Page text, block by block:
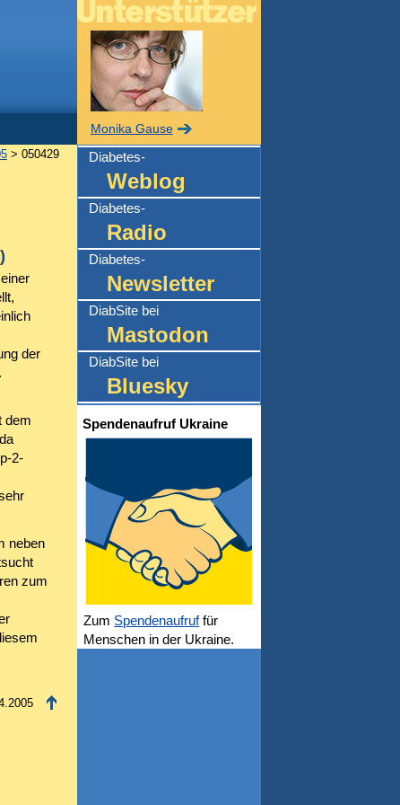
> 050429
der
dem
2-
neben
zum
Monika Gause
Diabetes-
Weblog
Diabetes-
Radio
Diabetes-
Newsletter
DiabSite bei
Mastodon
DiabSite bei
Bluesky
Spendenaufruf Ukraine
Zum Spendenaufruffür
Menschen in der Ukraine.